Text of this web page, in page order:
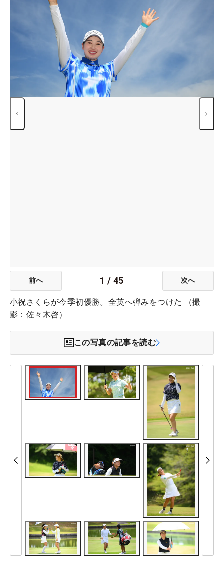
前へ 1 / 45 次へ
小祝さくらが今季初優勝。全英へ弾みをつけた （撮
影：佐々木啓）
この写真の記事を読む